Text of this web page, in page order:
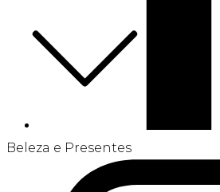
Beleza e Presentes